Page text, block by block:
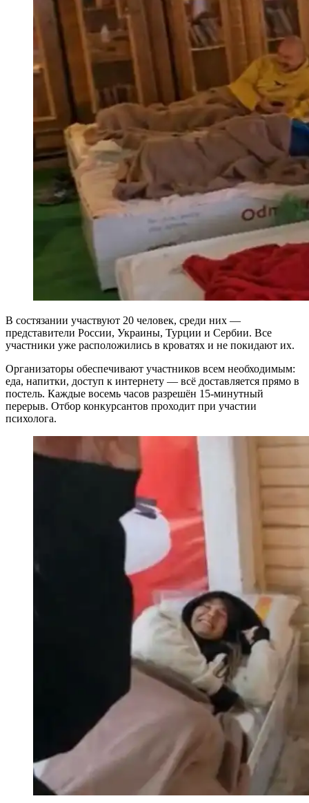
В состязании участвуют 20 человек, среди них —
представители России, Украины, Турции и Сербии. Все
участники уже расположились в кроватях и не покидают их.
Организаторы обеспечивают участников всем необходимым:
еда, напитки, доступ к интернету — всё доставляется прямо в
постель. Каждые восемь часов разрешён 15-минутный
перерыв. Отбор конкурсантов проходит при участии
психолога.